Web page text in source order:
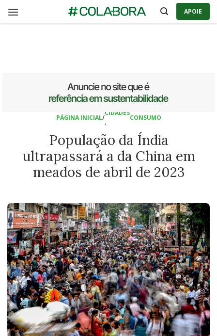
APOIE
PÁGINA INICIAL/
CIDADES
,
CONSUMO
População da Índia
ultrapassará a da China em
meados de abril de 2023